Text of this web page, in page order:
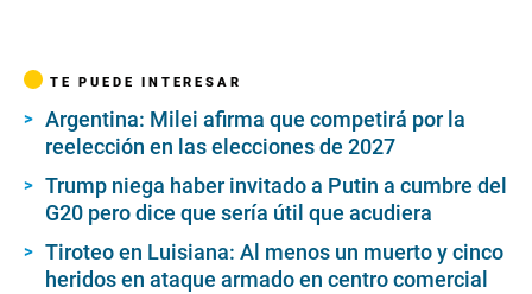
TE PUEDE INTERESAR
Argentina: Milei afirma que competirá por la
reelección en las elecciones de 2027
Trump niega haber invitado a Putin a cumbre del
G20 pero dice que sería útil que acudiera
Tiroteo en Luisiana: Al menos un muerto y cinco
heridos en ataque armado en centro comercial